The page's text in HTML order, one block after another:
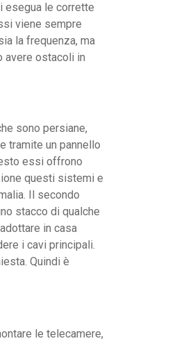
esegua le corrette
viene sempre
la frequenza, ma
avere ostacoli in
sono persiane,
tramite un pannello
essi offrono
questi sistemi e
Il secondo
stacco di qualche
in casa
i cavi principali.
Quindi è
le telecamere,